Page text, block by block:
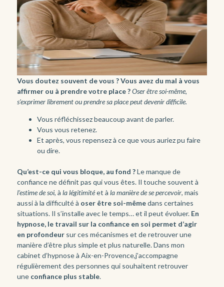
Vous doutez souvent de vous ?Vous avez du mal à vous
affirmer ou à prendre votre place ?Oser être soi-même,
s’exprimer librement ou prendre sa place peut devenir difficile.
Vous réfléchissez beaucoup avant de parler.
Vous vous retenez.
Et après, vous repensez à ce que vous auriez pu faire
ou dire.
Qu’est-ce qui vous bloque, au fond ?Le manque de
confiance ne définit pas qui vous êtes. Il touche souvent à
l’estime de soi, àla légitimitéet àla manière de se percevoir, mais
aussi à la difficulté à oser être soi-mêmedans certaines
situations. Il s’installe avec le temps… et il peut évoluer. En
hypnose, le travail sur la confiance en soi permet d’agir
en profondeur sur ces mécanismes et de retrouver une
manière d’être plus simple et plus naturelle. Dans mon
cabinet d’hypnose à Aix-en-Provence,j’accompagne
régulièrement des personnes qui souhaitent retrouver
une confiance plus stable.